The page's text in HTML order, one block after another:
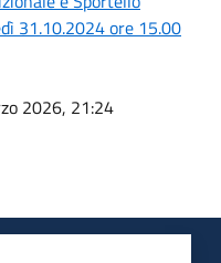
31.10.2024 ore 15.00
2026, 21:24